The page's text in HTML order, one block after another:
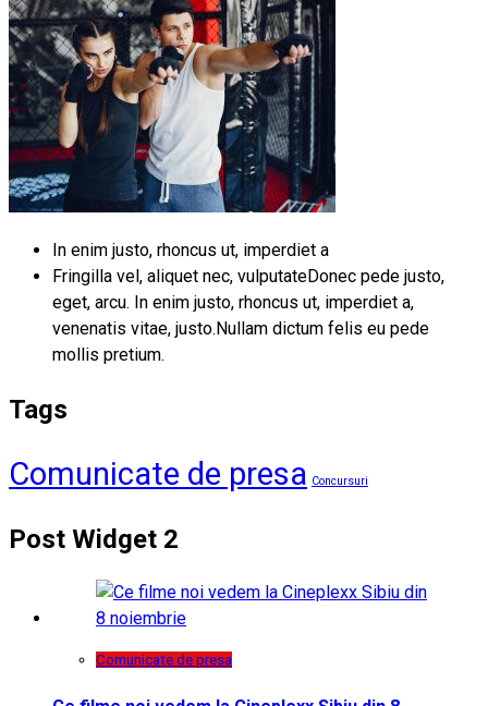
In enim justo, rhoncus ut, imperdiet a
Fringilla vel, aliquet nec, vulputateDonec pede justo,
eget, arcu. In enim justo, rhoncus ut, imperdiet a,
venenatis vitae, justo.Nullam dictum felis eu pede
mollis pretium.
Tags
Comunicate de presa Concursuri
Post Widget 2
Comunicate de presa